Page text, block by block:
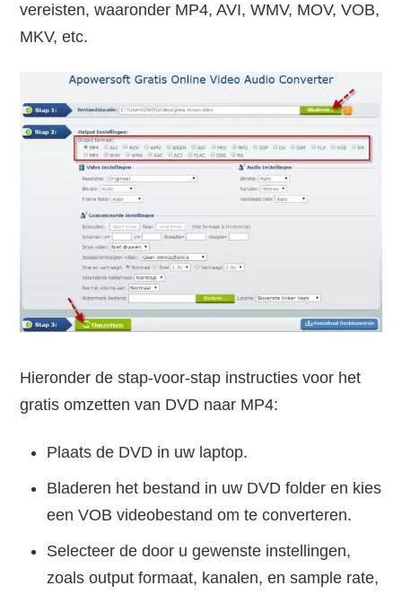
vereisten, waaronder MP4, AVI, WMV, MOV, VOB,
MKV, etc.
Hieronder de stap-voor-stap instructies voor het
gratis omzetten van DVD naar MP4:
Plaats de DVD in uw laptop.
Bladeren het bestand in uw DVD folder en kies
een VOB videobestand om te converteren.
Selecteer de door u gewenste instellingen,
zoals output formaat, kanalen, en sample rate,